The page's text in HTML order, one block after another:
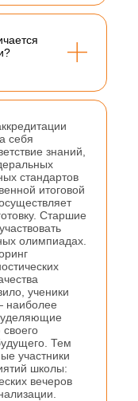
себя
знаний,
стандартов
итоговой
Старшие
олимпиадах.
ученики
наиболее
уделяющие
Тем
участники
школы:
вечеров